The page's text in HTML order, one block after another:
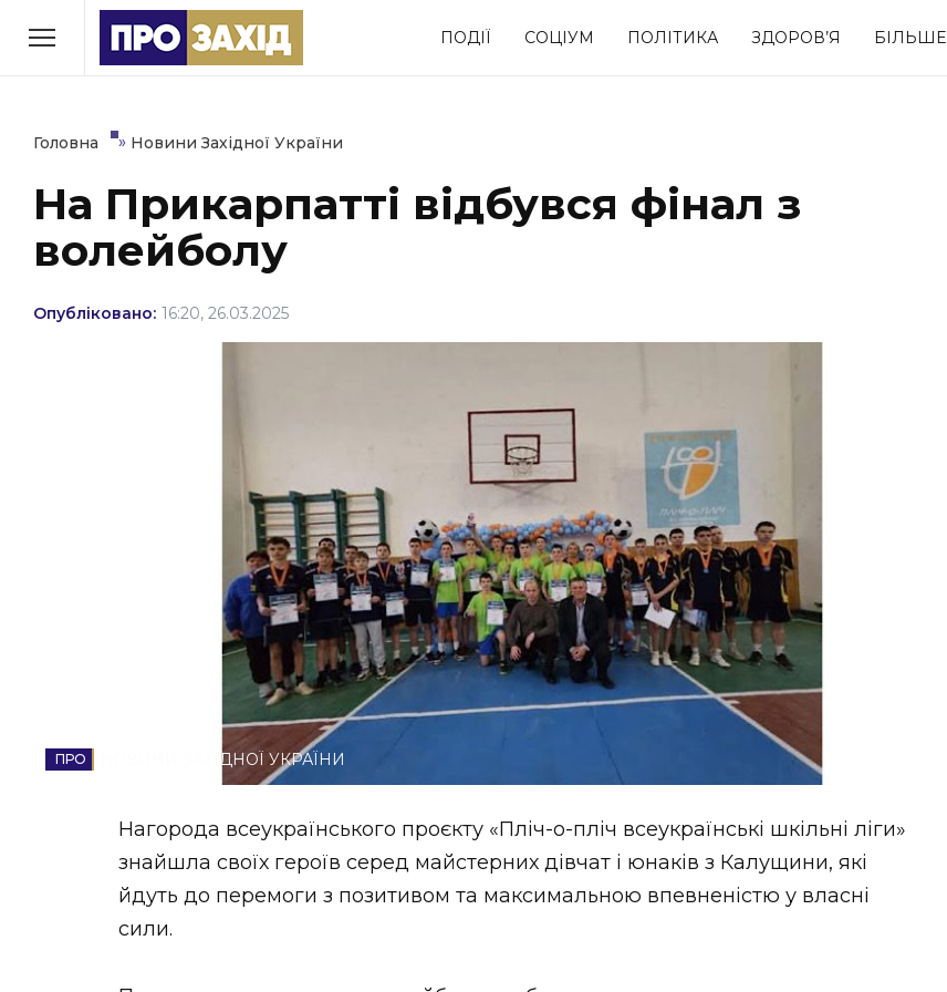
ПОДІЇ СОЦІУМ ПОЛІТИКА ЗДОРОВ’Я БІЛЬШЕ
РУБРИКИ
Економіка Здоров’я
Політика Соціум Спорт
Втрачений Ужгород
НОВИНИ ЗАХІДНОЇ УКРАЇНИ
ВІДЕО
Головна » Новини Західної України
На Прикарпатті відбувся фінал з
волейболу
Опубліковано: 16:20, 26.03.2025
НОВИНИ ЗАХІДНОЇ УКРАЇНИ
Нагорода всеукраїнського проєкту «Пліч-о-пліч всеукраїнські шкільні ліги»
знайшла своїх героїв серед майстерних дівчат і юнаків з Калущини, які
йдуть до перемоги з позитивом та максимальною впевненістю у власні
сили.